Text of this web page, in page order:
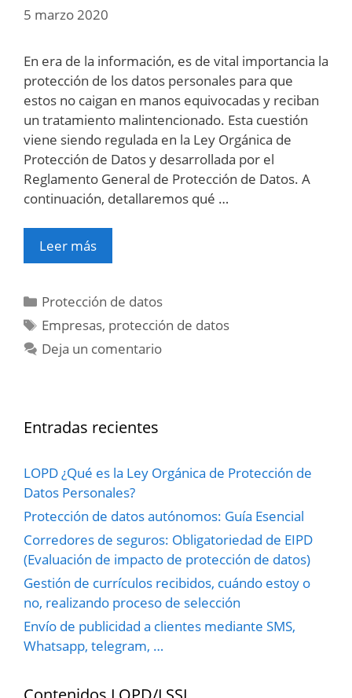
5 marzo 2020
En era de la información, es de vital importancia la
protección de los datos personales para que
estos no caigan en manos equivocadas y reciban
un tratamiento malintencionado. Esta cuestión
viene siendo regulada en la Ley Orgánica de
Protección de Datos y desarrollada por el
Reglamento General de Protección de Datos. A
continuación, detallaremos qué …
Leer más
Categorías
Protección de datos
Etiquetas
Empresas, protección de datos
Deja un comentario
Entradas recientes
LOPD ¿Qué es la Ley Orgánica de Protección de
Datos Personales?
Protección de datos autónomos: Guía Esencial
Corredores de seguros: Obligatoriedad de EIPD
(Evaluación de impacto de protección de datos)
Gestión de currículos recibidos, cuándo estoy o
no, realizando proceso de selección
Envío de publicidad a clientes mediante SMS,
Whatsapp, telegram, …